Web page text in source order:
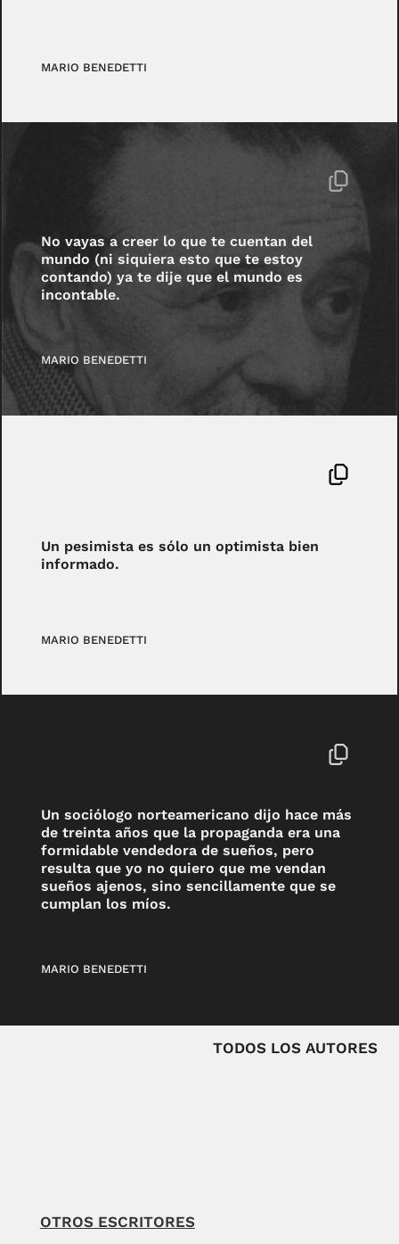
MARIO BENEDETTI
No vayas a creer lo que te cuentan del
mundo (ni siquiera esto que te estoy
contando) ya te dije que el mundo es
incontable.
MARIO BENEDETTI
Un pesimista es sólo un optimista bien
informado.
MARIO BENEDETTI
Un sociólogo norteamericano dijo hace más
de treinta años que la propaganda era una
formidable vendedora de sueños, pero
resulta que yo no quiero que me vendan
sueños ajenos, sino sencillamente que se
cumplan los míos.
MARIO BENEDETTI
TODOS LOS AUTORES
OTROS ESCRITORES